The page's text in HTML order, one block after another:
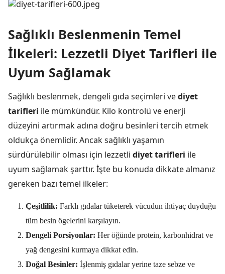
Sağlıklı Beslenmenin Temel
İlkeleri: Lezzetli Diyet Tarifleri ile
Uyum Sağlamak
Sağlıklı beslenmek, dengeli gıda seçimleri vediyet
tarifleri ile mümkündür. Kilo kontrolü ve enerji
düzeyini artırmak adına doğru besinleri tercih etmek
oldukça önemlidir. Ancak sağlıklı yaşamın
sürdürülebilir olması için lezzetli diyet tarifleri ile
uyum sağlamak şarttır. İşte bu konuda dikkate almanız
gereken bazı temel ilkeler:
Çeşitlilik: Farklı gıdalar tüketerek vücudun ihtiyaç duyduğu
tüm besin ögelerini karşılayın.
Dengeli Porsiyonlar: Her öğünde protein, karbonhidrat ve
yağ dengesini kurmaya dikkat edin.
Doğal Besinler: İşlenmiş gıdalar yerine taze sebze ve